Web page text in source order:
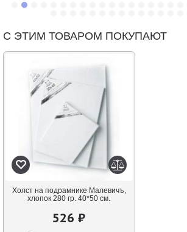
С ЭТИМ ТОВАРОМ ПОКУПАЮТ
Холст на подрамнике Малевичъ,
хлопок 280 гр. 40*50 см.
526 ₽